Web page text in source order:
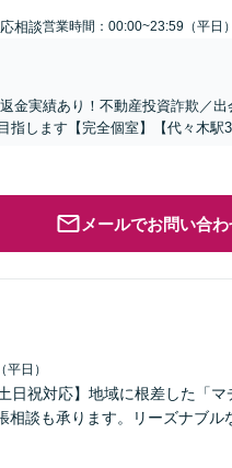
相談営業時間：00:00~23:59（平日）
金実績あり！不動産投資詐欺／
します【完全個室】【代々木駅3
メールでお問い合
日）
日祝対応】地域に根差した「
談も承ります。リーズナブル